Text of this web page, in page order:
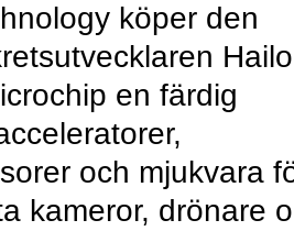
köper den
en färdig
och mjukvara
kameror, drönare